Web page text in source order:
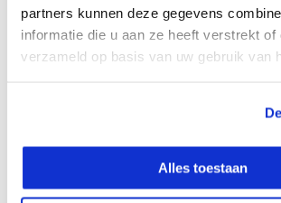
partners kunnen deze gegevens
informatie die u aan ze heeft verstrekt of
verzameld op basis van uw gebruik van
Alles toestaan
Productomschrijving
Specificaties